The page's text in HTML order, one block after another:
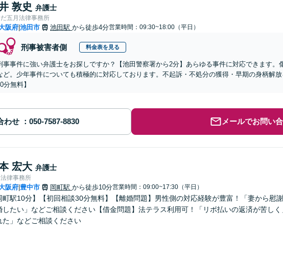
敦史 弁護士
五月法律事務所
阪府 池田市 池田駅 から徒歩4分営業時間：09:30~18:00（平日）
刑事被害者側 料金表を見る
事事件に強い弁護士をお探しですか？【池田警察署から2分】あらゆる事件に対応できます。
ど。少年事件についても積極的に対応しております。不起訴・不処分の獲得・早期の身柄解
分無料】
わせ メールでお問い
宏大 弁護士
律事務所
阪府 豊中市 岡町駅 から徒歩10分営業時間：09:00~17:30（平日）
町駅10分】【初回相談30分無料】【離婚問題】男性側の対応経験が豊富！「妻から慰
したい」などご相談ください【借金問題】法テラス利用可！「リボ払いの返済が苦し
た」などご相談ください